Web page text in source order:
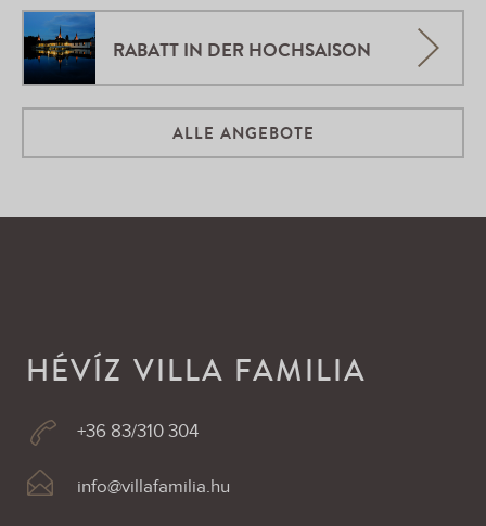
RABATT IN DER HOCHSAISON
ALLE ANGEBOTE
HÉVÍZ VILLA FAMILIA
+36 83/310 304
info@villafamilia.hu